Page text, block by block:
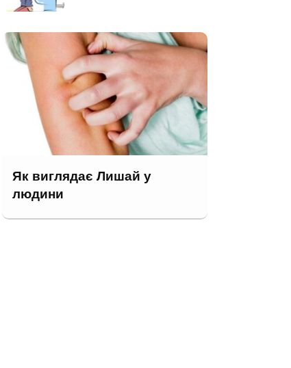
Як виглядає Лишай у
людини